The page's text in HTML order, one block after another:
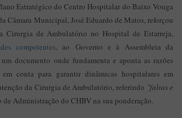
Estratégico do Centro Hospitalar do Baixo Vouga
Câmara Municipal, José Eduardo de Matos, reforçou
Cirurgia de Ambulatório no Hospital de Estarreja,
competentes, ao Governo e à Assembleia da
documento onde fundamenta e aponta as razões
conta para garantir dinâmicas hospitalares em
da Cirurgia de Ambulatório, referindo "faltas e
Administração do CHBV na sua ponderação.